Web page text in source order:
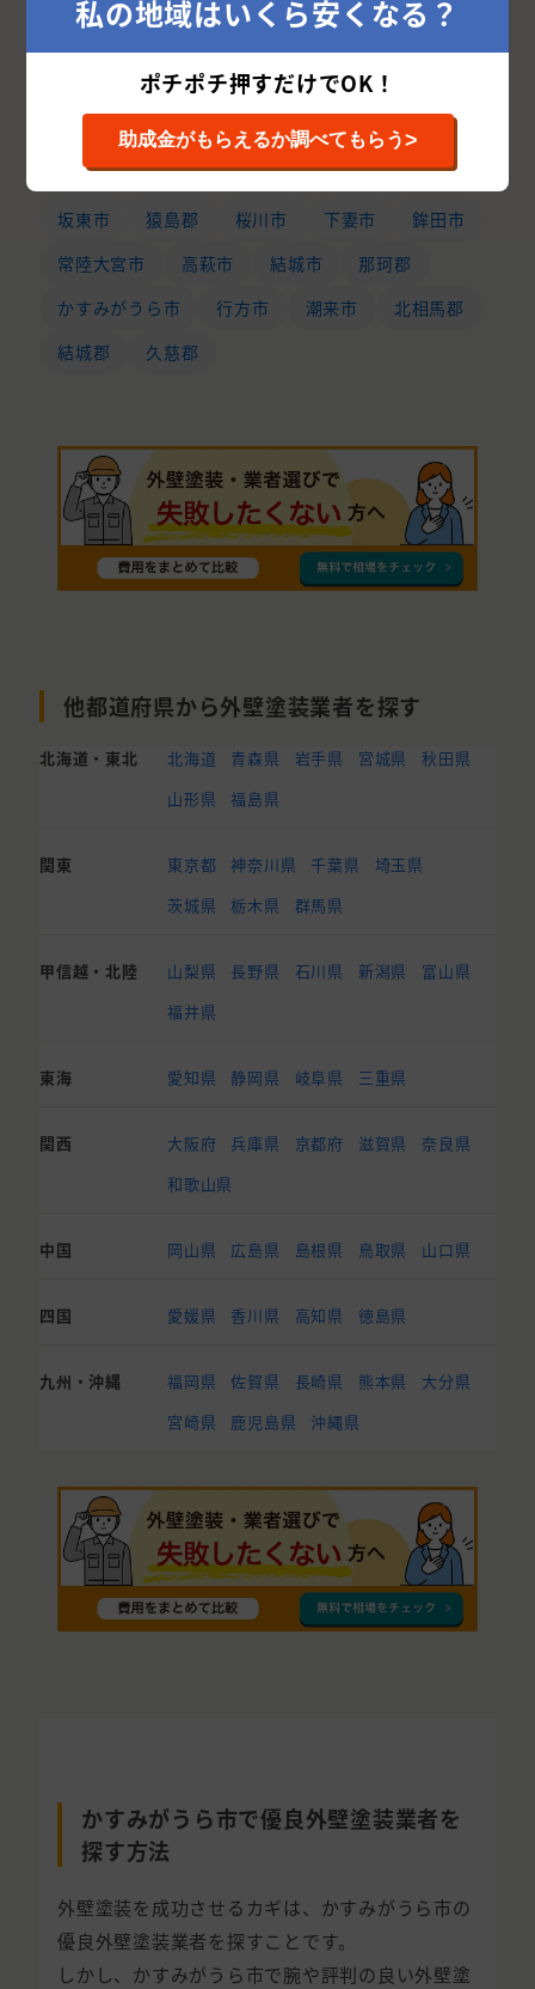
つくばみらい市
石岡市 北茨城市
神栖市 鹿嶋市
常陸太田市
常総市
筑西市 小美玉市
稲敷市
坂東市
猿島郡 桜川市 下妻市
鉾田市
常陸大宮市
高萩市 結城市
那珂郡
かすみがうら市
行方市 潮来市
北相馬郡
結城郡
久慈郡
他都道府県から外壁塗装業者を探す
北海道・東北 北海道 青森県 岩手県 宮城県
秋田県
山形県
福島県
関東 東京都 神奈川県 千葉県
埼玉県
茨城県
栃木県 群馬県
甲信越・北陸 山梨県 長野県 石川県 新潟県
富山県
福井県
東海 愛知県 静岡県 岐阜県 三重県
関西 大阪府 兵庫県 京都府 滋賀県
奈良県
和歌山県
中国 岡山県 広島県 島根県 鳥取県 山口県
四国 愛媛県 香川県 高知県 徳島県
九州・沖縄 福岡県 佐賀県 長崎県 熊本県
大分県
宮崎県
鹿児島県 沖縄県
かすみがうら市で優良外壁塗装業者を
探す方法
外壁塗装を成功させるカギは、かすみがうら市の
優良外壁塗装業者を探すことです。
しかし、かすみがうら市で腕や評判の良い外壁塗
私の地域はいくら安くなる？
ポチポチ押すだけでOK！
助成金がもらえるか調べてもらう>